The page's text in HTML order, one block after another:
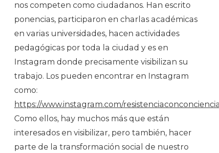
nos competen como ciudadanos. Han escrito
ponencias, participaron en charlas académicas
en varias universidades, hacen actividades
pedagógicas por toda la ciudad y es en
Instagram donde precisamente visibilizan su
trabajo. Los pueden encontrar en Instagram
como:
https://www.instagram.com/
Como ellos, hay muchos más que están
interesados en visibilizar, pero también, hacer
parte de la transformación social de nuestro